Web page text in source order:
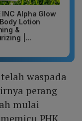
INC Alpha Glow
Lotion
&
|...
waspada
perang
mulai
PHK,